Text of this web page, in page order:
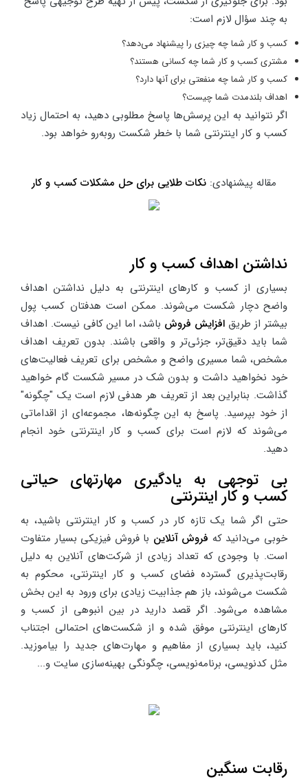
به چند سؤال لازم است:
کسب و کار شما چه چیزی را پیشنهاد می‌دهد؟
مشتری کسب و کار شما چه کسانی هستند؟
کسب و کار شما چه منفعتی برای آنها دارد؟
اهداف بلندمدت شما چیست؟
اگر نتوانید به این پرسش‌ها پاسخ مطلوبی دهید، به احتمال زیاد
کسب و کار اینترنتی شما با خطر شکست روبه‌رو خواهد بود.
مقاله پیشنهادی: نکات طلایی برای حل مشکلات کسب و کار
نداشتن اهداف کسب و کار
بسیاری از کسب و کارهای اینترنتی به دلیل نداشتن اهداف
واضح دچار شکست می‌شوند. ممکن است هدفتان کسب پول
بیشتر از طریق افزایش فروش باشد، اما این کافی نیست. اهداف
شما باید دقیق‌تر، جزئی‌تر و واقعی باشند. بدون تعریف اهداف
مشخص، شما مسیری واضح و مشخص برای تعریف فعالیت‌های
خود نخواهید داشت و بدون شک در مسیر شکست گام خواهید
گذاشت. بنابراین بعد از تعریف هر هدفی لازم است یک "چگونه"
از خود بپرسید. پاسخ به این چگونه‌ها، مجموعه‌ای از اقداماتی
می‌شوند که لازم است برای کسب و کار اینترنتی خود انجام
دهید.
بی توجهی به یادگیری مهارتهای حیاتی
کسب و کار اینترنتی
حتی اگر شما یک تازه کار در کسب و کار اینترنتی باشید، به
خوبی می‌دانید که فروش آنلاین با فروش فیزیکی بسیار متفاوت
است. با وجودی که تعداد زیادی از شرکت‌های آنلاین به دلیل
رقابت‌پذیری گسترده فضای کسب و کار اینترنتی، محکوم به
شکست می‌شوند، باز هم جذابیت زیادی برای ورود به این بخش
مشاهده می‌شود. اگر قصد دارید در بین انبوهی از کسب و
کارهای اینترنتی موفق شده و از شکست‌های احتمالی اجتناب
کنید، باید بسیاری از مفاهیم و مهارت‌های جدید را بیاموزید.
مثل کدنویسی، برنامه‌نویسی، چگونگی بهینه‌سازی سایت و...
رقابت سنگین